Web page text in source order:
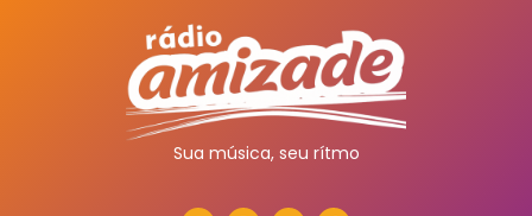
Sua música, seu rítmo